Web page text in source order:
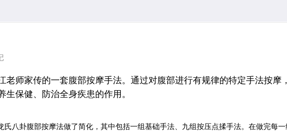
老师家传的一套腹部按摩手法。通过对腹部进行有规律的特定手法按摩
保健、防治全身疾患的作用。
八卦腹部按摩法做了简化，其中包括一组基础手法、九组按压点揉手法。在做完每